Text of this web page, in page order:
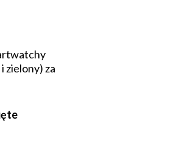
zielony) za